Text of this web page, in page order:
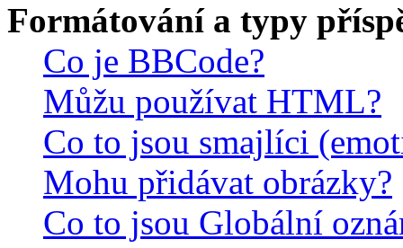
Formátování a typy
Co je BBCode?
Můžu používat HTML?
Co to jsou smajlíci
Mohu přidávat obrázky?
Co to jsou Globální